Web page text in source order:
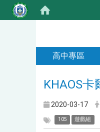
高中專區
KHAOS卡
2020-03-17
105 遊戲組